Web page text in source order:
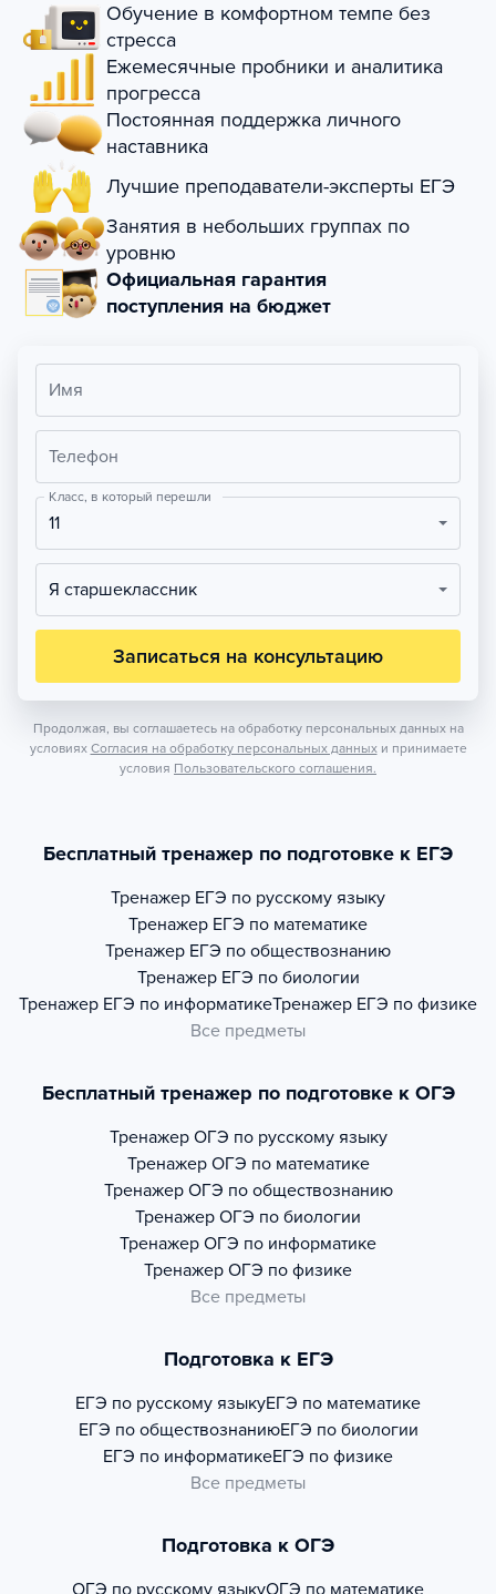
Обучение в комфортном темпе без
стресса
Ежемесячные пробники и аналитика
прогресса
Постоянная поддержка личного
наставника
Лучшие преподаватели-эксперты ЕГЭ
Занятия в небольших группах по
уровню
Официальная гарантия
поступления на бюджет
Имя
Телефон
Класс, в который перешли
11
Я старшеклассник
Записаться на консультацию
Продолжая, вы соглашаетесь на обработку персональных данных на
условиях Согласия на обработку персональных данных и принимаете
условия Пользовательского соглашения.
Бесплатный тренажер по подготовке к ЕГЭ
Тренажер ЕГЭ по русскому языку
Тренажер ЕГЭ по математике
Тренажер ЕГЭ по обществознанию
Тренажер ЕГЭ по биологии
Тренажер ЕГЭ по информатикеТренажер ЕГЭ по физике
Все предметы
Бесплатный тренажер по подготовке к ОГЭ
Тренажер ОГЭ по русскому языку
Тренажер ОГЭ по математике
Тренажер ОГЭ по обществознанию
Тренажер ОГЭ по биологии
Тренажер ОГЭ по информатике
Тренажер ОГЭ по физике
Все предметы
Подготовка к ЕГЭ
ЕГЭ по русскому языкуЕГЭ по математике
ЕГЭ по обществознаниюЕГЭ по биологии
ЕГЭ по информатикеЕГЭ по физике
Все предметы
Подготовка к ОГЭ
ОГЭ по русскому языкуОГЭ по математике